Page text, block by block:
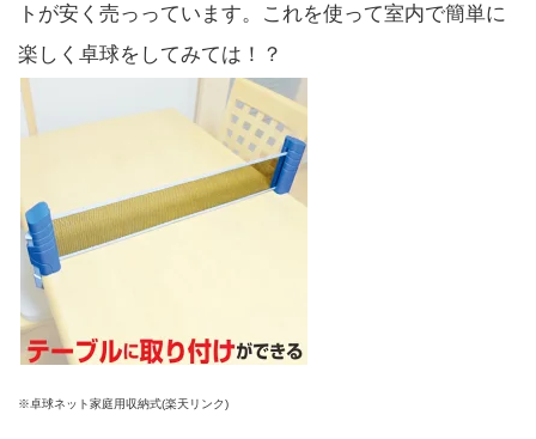
トが安く売っっています。これを使って室内で簡単に
楽しく卓球をしてみては！？
※卓球ネット家庭用収納式(楽天リンク)